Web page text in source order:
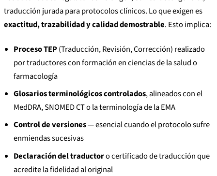
traducción jurada para protocolos clínicos. Lo que exigen es
exactitud, trazabilidad y calidad demostrable. Esto implica:
Proceso TEP(Traducción, Revisión, Corrección) realizado
por traductores con formación en ciencias de la salud o
farmacología
Glosarios terminológicos controlados, alineados con el
MedDRA, SNOMED CT o la terminología de la EMA
Control de versiones— esencial cuando el protocolo sufre
enmiendas sucesivas
Declaración del traductoro certificado de traducción que
acredite la fidelidad al original